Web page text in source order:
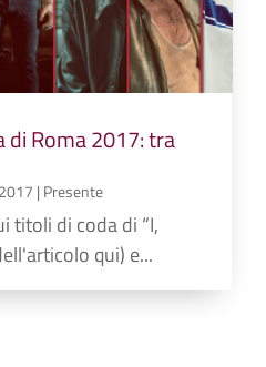
di Roma 2017: tra
| Presente
titoli di coda di “I,
qui) e...